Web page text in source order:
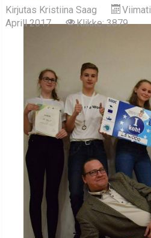
Kirjutas Kristiina Saag
Aprill 2017
Klikke: 3879